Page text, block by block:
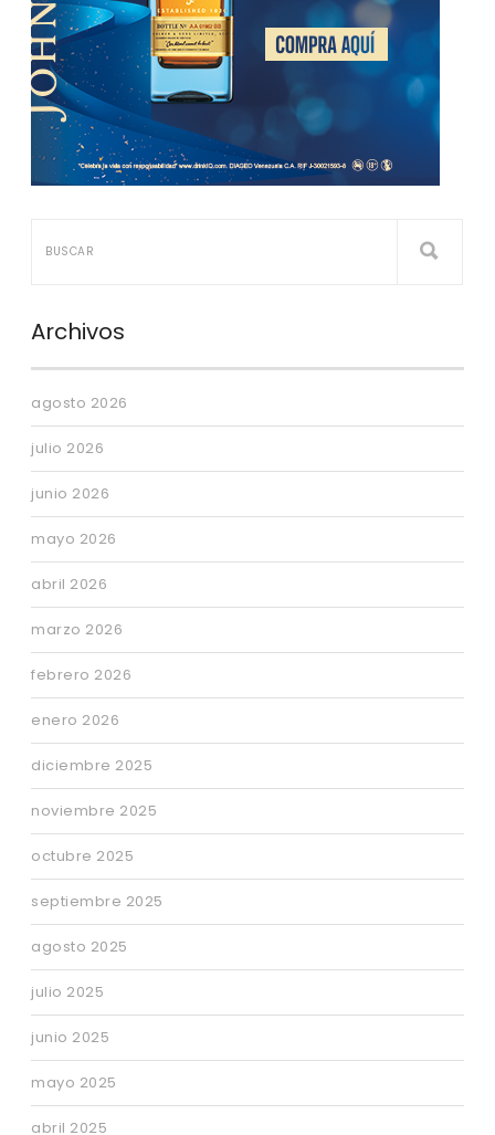
Archivos
agosto 2026
julio 2026
junio 2026
mayo 2026
abril 2026
marzo 2026
febrero 2026
enero 2026
diciembre 2025
noviembre 2025
octubre 2025
septiembre 2025
agosto 2025
julio 2025
junio 2025
mayo 2025
abril 2025